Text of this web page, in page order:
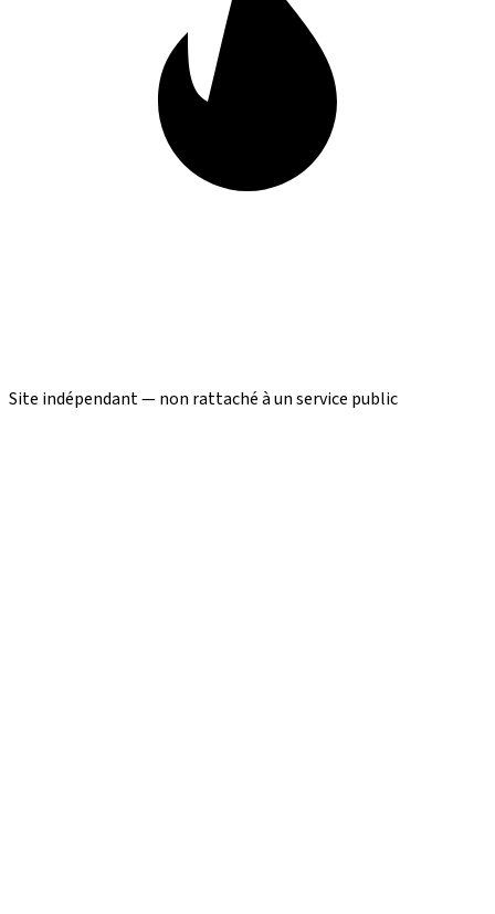
Site indépendant — non rattaché à un service public